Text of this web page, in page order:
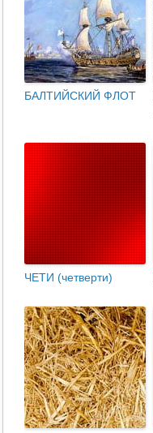
БАЛТИЙСКИЙ ФЛОТ
ЧЕТИ (четверти)